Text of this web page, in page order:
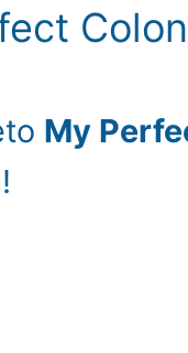
Colon
My